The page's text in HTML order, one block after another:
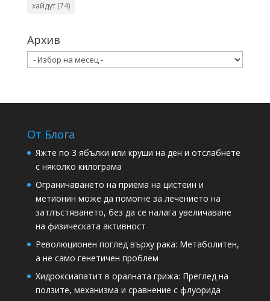
хайдут(74)
Архив
Архив
От Блога
Яжте по 3 ябълки или круши на ден и отслабнете
с няколко килограма
Ограничаването на приема на цистеин и
метионин може да помогне за лечението на
затлъстяването, без да се налага увеличаване
на физическата активност
Революционен поглед върху рака: Метаболитен,
а не само генетичен проблем
Хидроксиапатит в оралната грижа: Преглед на
ползите, механизма и сравнение с флуорида